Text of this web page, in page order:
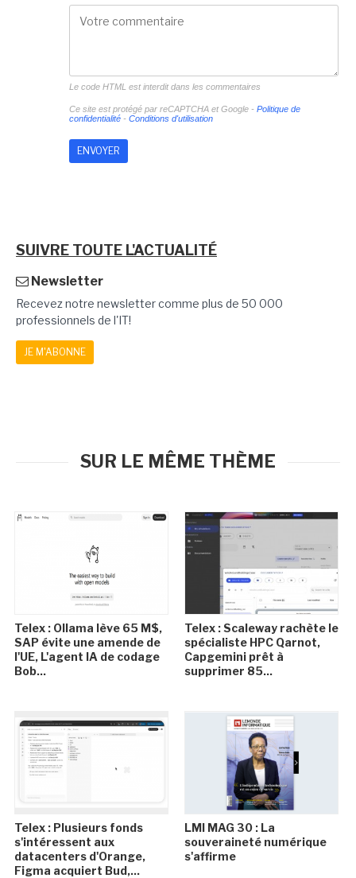
Le code HTML est interdit dans les commentaires
Ce site est protégé par reCAPTCHA et Google - Politique de
confidentialité- Conditions d'utilisation
SUIVRE TOUTE L'ACTUALITÉ
Newsletter
Recevez notre newsletter comme plus de 50 000
professionnels de l'IT!
JE M'ABONNE
SUR LE MÊME THÈME
Telex : Ollama lève 65 M$,
SAP évite une amende de
l'UE, L'agent IA de codage
Bob...
Telex : Scaleway rachète le
spécialiste HPC Qarnot,
Capgemini prêt à
supprimer 85...
Telex : Plusieurs fonds
s'intéressent aux
datacenters d'Orange,
Figma acquiert Bud,...
LMI MAG 30 : La
souveraineté numérique
s'affirme